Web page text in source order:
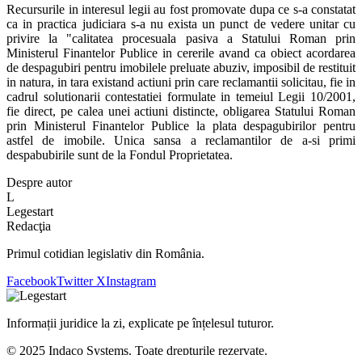
Recursurile in interesul legii au fost promovate dupa ce s-a constatat
ca in practica judiciara s-a nu exista un punct de vedere unitar cu
privire la "calitatea procesuala pasiva a Statului Roman prin
Ministerul Finantelor Publice in cererile avand ca obiect acordarea
de despagubiri pentru imobilele preluate abuziv, imposibil de restituit
in natura, in tara existand actiuni prin care reclamantii solicitau, fie in
cadrul solutionarii contestatiei formulate in temeiul Legii 10/2001,
fie direct, pe calea unei actiuni distincte, obligarea Statului Roman
prin Ministerul Finantelor Publice la plata despagubirilor pentru
astfel de imobile. Unica sansa a reclamantilor de a-si primi
despabubirile sunt de la Fondul Proprietatea.
Despre autor
L
Legestart
Redacţia
Primul cotidian legislativ din România.
FacebookTwitter XInstagram
Informații juridice la zi, explicate pe înțelesul tuturor.
© 2025 Indaco Systems. Toate drepturile rezervate.